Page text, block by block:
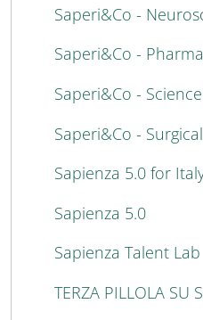
Saperi&Co -
Saperi&Co -
Saperi&Co -
Saperi&Co -
Sapienza 5.0 for
Sapienza 5.0
Sapienza Talent Lab
TERZA PILLOLA SU